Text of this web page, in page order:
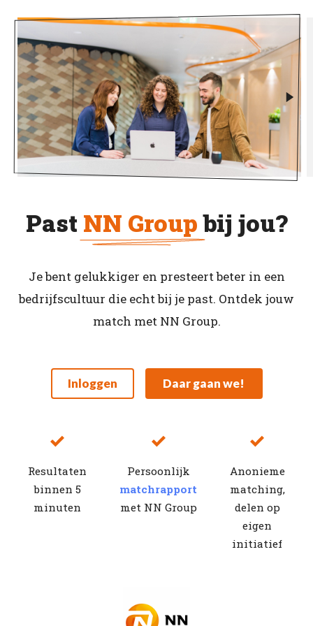
Past NN Groupbij jou?
Je bent gelukkiger en presteert beter in een
bedrijfscultuur die echt bij je past. Ontdek jouw
match met NN Group.
Inloggen Daar gaan we!
Resultaten
binnen 5
minuten
Persoonlijk
matchrapport
met NN Group
Anonieme
matching,
delen op
eigen
initiatief